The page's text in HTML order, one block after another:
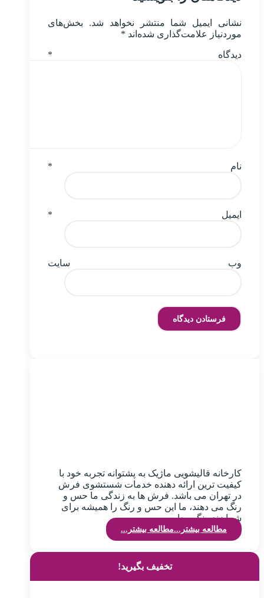
نشانی ایمیل شما منتشر نخواهد شد.
بخش‌های
موردنیاز علامت‌گذاری شده‌اند *
دیدگاه *
نام *
ایمیل *
وب‌ سایت
کارخانه قالیشویی ماژیک به پشتوانه تجربه خود با
کیفیت ترین ارائه دهنده خدمات شستشوی فرش
در تهران می باشد. فرش ها به زندگی ما حس و
رنگ می دهند، ما این حس و رنگ را همیشه برای
شما زنده نگهمیداریم.
مطالعه بیشتر...مطالعه بیشتر...
تخفیف بگیرید!